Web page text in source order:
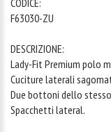
F63030-ZU
DESCRIZIONE:
Lady-Fit Premium polo
Cuciture laterali
Due bottoni dello
Spacchetti lateral.